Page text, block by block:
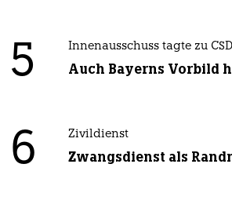
5 Innenausschuss tagte zu
Auch Bayerns Vorbild
6 Zivildienst
Zwangsdienst als